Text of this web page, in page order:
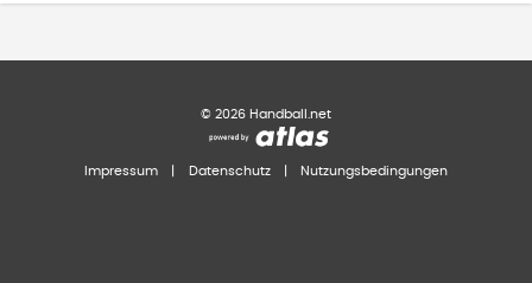
© 2026 Handball.net
Impressum Datenschutz Nutzungsbedingungen